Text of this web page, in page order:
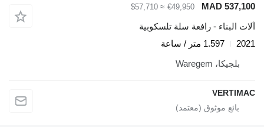
MAD 537,100
€49,950
≈ $57,710
آلات البناء - رافعة سلة تلسكوبية
2021
1.597 متر / ساعة
بلجيكا، Waregem
VERTIMAC